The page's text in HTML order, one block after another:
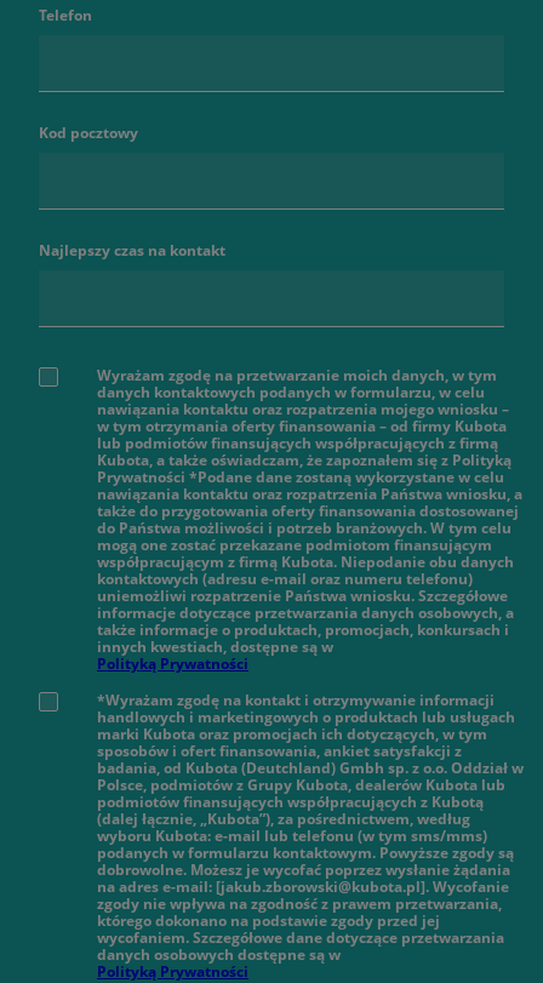
Telefon
Kod pocztowy
Najlepszy czas na kontakt
Wyrażam zgodę na przetwarzanie moich danych, w tym
danych kontaktowych podanych w formularzu, w celu
nawiązania kontaktu oraz rozpatrzenia mojego wniosku –
w tym otrzymania oferty finansowania – od firmy Kubota
lub podmiotów finansujących współpracujących z firmą
Kubota, a także oświadczam, że zapoznałem się z Polityką
Prywatności *Podane dane zostaną wykorzystane w celu
nawiązania kontaktu oraz rozpatrzenia Państwa wniosku, a
także do przygotowania oferty finansowania dostosowanej
do Państwa możliwości i potrzeb branżowych. W tym celu
mogą one zostać przekazane podmiotom finansującym
współpracującym z firmą Kubota. Niepodanie obu danych
kontaktowych (adresu e-mail oraz numeru telefonu)
uniemożliwi rozpatrzenie Państwa wniosku. Szczegółowe
informacje dotyczące przetwarzania danych osobowych, a
także informacje o produktach, promocjach, konkursach i
innych kwestiach, dostępne są w
Polityką Prywatności
*Wyrażam zgodę na kontakt i otrzymywanie informacji
handlowych i marketingowych o produktach lub usługach
marki Kubota oraz promocjach ich dotyczących, w tym
sposobów i ofert finansowania, ankiet satysfakcji z
badania, od Kubota (Deutchland) Gmbh sp. z o.o. Oddział w
Polsce, podmiotów z Grupy Kubota, dealerów Kubota lub
podmiotów finansujących współpracujących z Kubotą
(dalej łącznie, „Kubota”), za pośrednictwem, według
wyboru Kubota: e-mail lub telefonu (w tym sms/mms)
podanych w formularzu kontaktowym. Powyższe zgody są
dobrowolne. Możesz je wycofać poprzez wysłanie żądania
na adres e-mail: [jakub.zborowski@kubota.pl]. Wycofanie
zgody nie wpływa na zgodność z prawem przetwarzania,
którego dokonano na podstawie zgody przed jej
wycofaniem. Szczegółowe dane dotyczące przetwarzania
danych osobowych dostępne są w
Polityką Prywatności